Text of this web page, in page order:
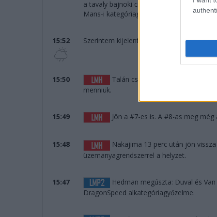
a tavaly bajnoki címet szerző Francois
Mans-i kategóriagyőztesnek mondhatja
15:52 Szerintem kijelenthető, hogy nem fog esni.
15:50
Talán csak a páros befutó miatt
menniük.
15:49 Jön a #7-es is. A #8-as meg még
15:48
Nakajima 13 perc után jön
üzemanyagrendszerrel a helyzet.
15:47
Hedman megúszta: Duval és
DragonSpeed alkategóriagyőzelme.